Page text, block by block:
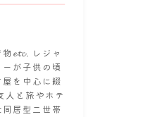
𝓮𝓽𝓬. レジャ
が子供の頃
を中心に綴
人と旅やホテ
居型二世帯